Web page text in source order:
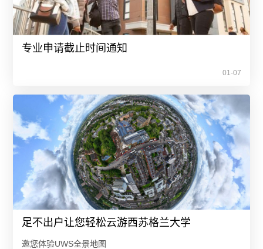
专业申请截止时间通知
01-07
足不出户让您轻松云游西苏格兰大学
邀您体验UWS全景地图